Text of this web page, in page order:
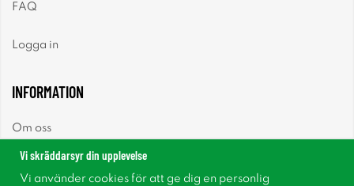
FAQ
Logga in
INFORMATION
Om oss
Vi skräddarsyr din upplevelse
Vi använder cookies för att ge dig en personlig